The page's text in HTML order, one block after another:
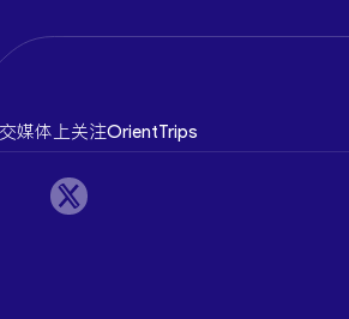
媒体上关注OrientTrips